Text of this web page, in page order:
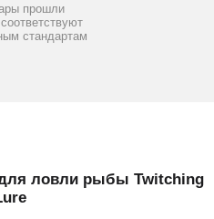
прошли
стандартам
ловли рыбы Twitching